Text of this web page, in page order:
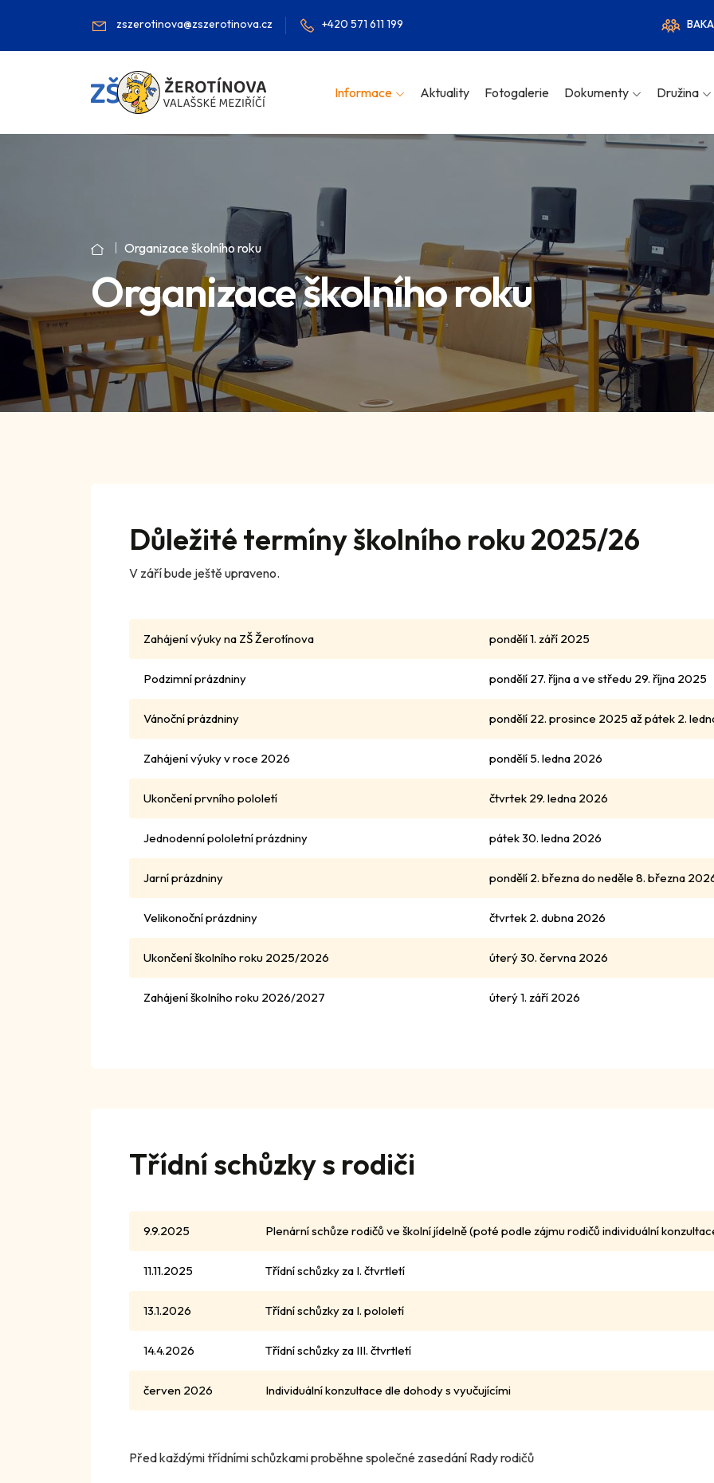
zszerotinova@zszerotinova.cz +420 571 611 199
Informace Aktuality Fotogalerie Dokumenty Družina
Organizace školního roku
Organizace školního roku
Důležité termíny školního roku 2025/26
V září bude ještě upraveno.
Zahájení výuky na ZŠ Žerotínova pondělí 1. září 2025
Podzimní prázdniny pondělí 27. října a ve středu 29. října 2025
Vánoční prázdniny pondělí 22. prosince 2025 až pátek 2.
Zahájení výuky v roce 2026 pondělí 5. ledna 2026
Ukončení prvního pololetí čtvrtek 29. ledna 2026
Jednodenní pololetní prázdniny pátek 30. ledna 2026
Jarní prázdniny pondělí 2. března do neděle 8. března
Velikonoční prázdniny čtvrtek 2. dubna 2026
Ukončení školního roku 2025/2026 úterý 30. června 2026
Zahájení školního roku 2026/2027 úterý 1. září 2026
Třídní schůzky s rodiči
9.9.2025 Plenární schůze rodičů ve školní jídelně (poté podle zájmu rodičů individuální
11.11.2025 Třídní schůzky za I. čtvrtletí
13.1.2026 Třídní schůzky za I. pololetí
14.4.2026 Třídní schůzky za III. čtvrtletí
červen 2026 Individuální konzultace dle dohody s vyučujícími
Před každými třídními schůzkami proběhne společné zasedání Rady rodičů